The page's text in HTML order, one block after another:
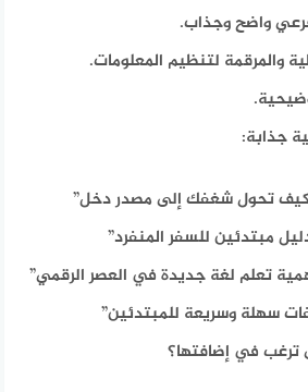
واضح وجذاب.
والمرقمة لتنظيم المعلومات.
جذابة:
كيف تحول شغفك إلى مصدر دخل”
مبتدئين للسفر المنفرد”
تعلم لغة جديدة في العصر الرقمي”
سهلة وسريعة للمبتدئين”
ترغب في إضافتها؟